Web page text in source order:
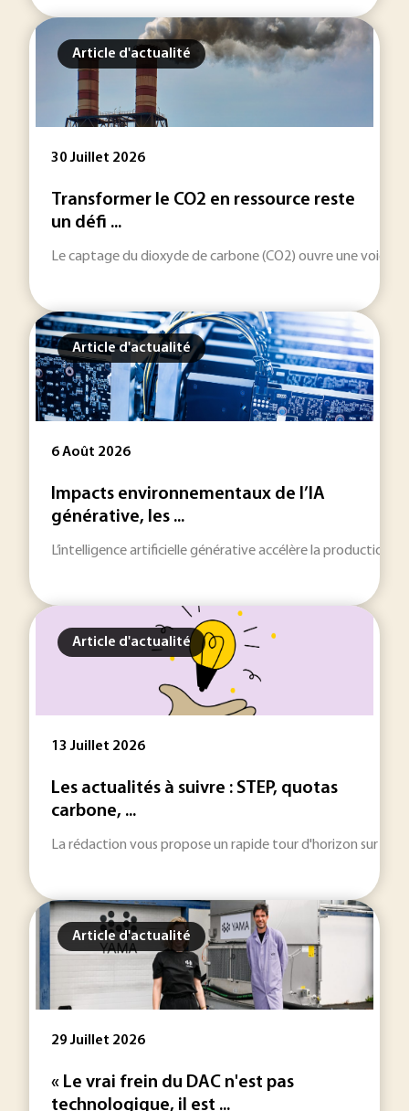
Article d'actualité
30 Juillet 2026
Transformer le CO2 en ressource reste
un défi ...
Le captage du dioxyde de carbone (CO2) ouvre une voie
Article d'actualité
6 Août 2026
Impacts environnementaux de l’IA
générative, les ...
L’intelligence artificielle générative accélère la production
Article d'actualité
13 Juillet 2026
Les actualités à suivre : STEP, quotas
carbone, ...
La rédaction vous propose un rapide tour d'horizon sur les
Article d'actualité
29 Juillet 2026
« Le vrai frein du DAC n'est pas
technologique, il est ...